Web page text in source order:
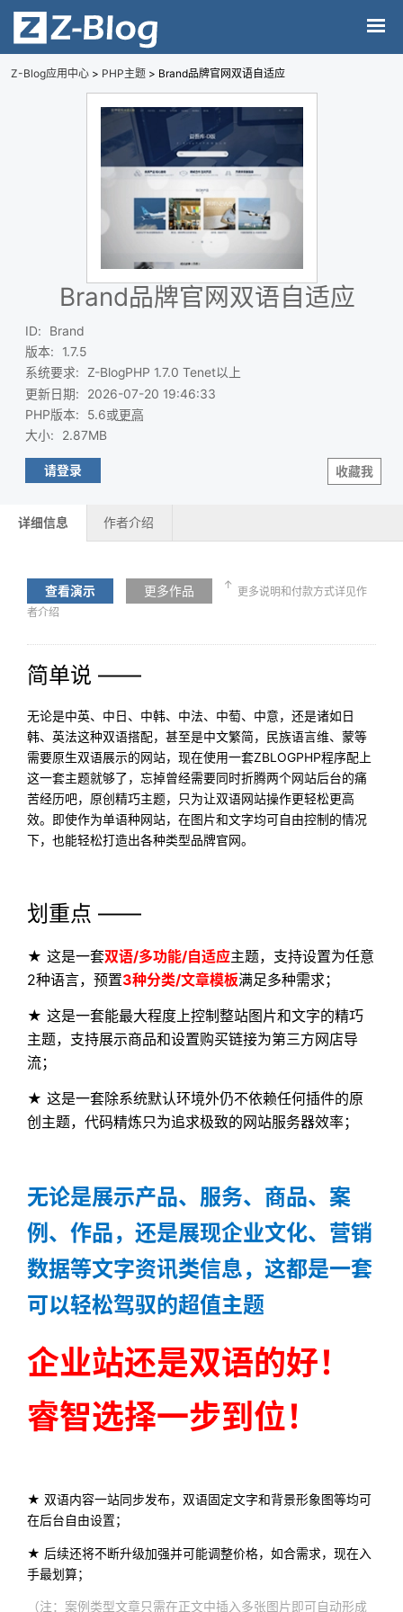
Z-Blog应用中心 > PHP主题 > Brand品牌官网双语自适应
Brand品牌官网双语自适应
ID:
Brand
版本:
1.7.5
系统要求:
Z-BlogPHP 1.7.0 Tenet以上
更新日期:
2026-07-20 19:46:33
PHP版本: 5.6或更高
大小: 2.87MB
收藏我
请登录
详细信息 作者介绍
查看演示 更多作品 ↑
更多说明和付款方式详见作
者介绍
简单说 ——
无论是中英、中日、中韩、中法、中萄、中意，还是诸如日
韩、英法这种双语搭配，甚至是中文繁简，民族语言维、蒙等
需要原生双语展示的网站，现在使用一套ZBLOGPHP程序配上
这一套主题就够了，忘掉曾经需要同时折腾两个网站后台的痛
苦经历吧，原创精巧主题，只为让双语网站操作更轻松更高
效。即使作为单语种网站，在图片和文字均可自由控制的情况
下，也能轻松打造出各种类型品牌官网。
划重点 ——
★ 这是一套双语/多功能/自适应主题，支持设置为任意
2种语言，预置3种分类/文章模板满足多种需求；
★ 这是一套能最大程度上控制整站图片和文字的精巧
主题，支持展示商品和设置购买链接为第三方网店导
流；
★ 这是一套除系统默认环境外仍不依赖任何插件的原
创主题，代码精炼只为追求极致的网站服务器效率；
无论是展示产品、服务、商品、案
例、作品，还是展现企业文化、营销
数据等文字资讯类信息，这都是一套
可以轻松驾驭的超值主题
企业站还是双语的好！
睿智选择一步到位！
★ 双语内容一站同步发布，双语固定文字和背景形象图等均可
在后台自由设置；
★ 后续还将不断升级加强并可能调整价格，如合需求，现在入
手最划算；
（注：案例类型文章只需在正文中插入多张图片即可自动形成